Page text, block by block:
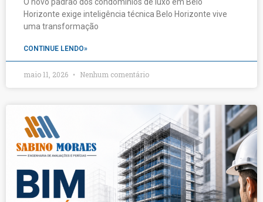
O novo padrão dos condomínios de luxo em Belo
Horizonte exige inteligência técnica Belo Horizonte vive
uma transformação
CONTINUE LENDO»
maio 11, 2026 Nenhum comentário